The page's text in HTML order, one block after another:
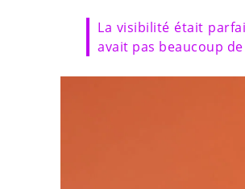
La visibilité était
avait pas beaucoup